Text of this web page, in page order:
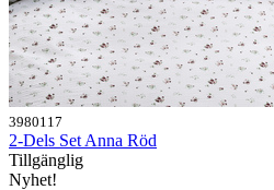
3980117
2-Dels Set Anna Röd
Tillgänglig
Nyhet!